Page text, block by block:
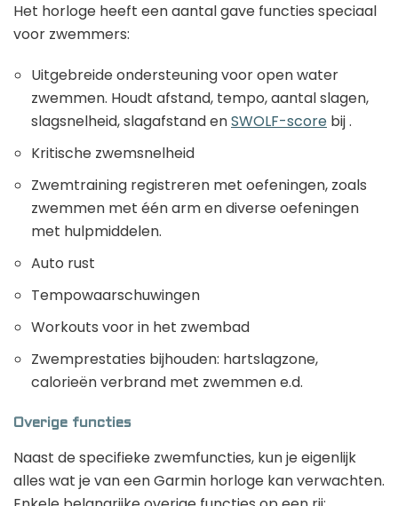
Het horloge heeft een aantal gave functies speciaal
voor zwemmers:
Uitgebreide ondersteuning voor open water
zwemmen. Houdt afstand, tempo, aantal slagen,
slagsnelheid, slagafstand enSWOLF-score bij .
Kritische zwemsnelheid
Zwemtraining registreren met oefeningen, zoals
zwemmen met één arm en diverse oefeningen
met hulpmiddelen.
Auto rust
Tempowaarschuwingen
Workouts voor in het zwembad
Zwemprestaties bijhouden: hartslagzone,
calorieën verbrand met zwemmen e.d.
Overige functies
Naast de specifieke zwemfuncties, kun je eigenlijk
alles wat je van een Garmin horloge kan verwachten.